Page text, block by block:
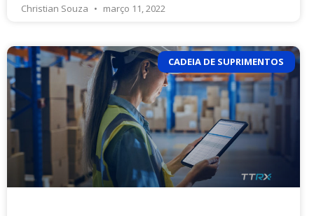
Christian Souza março 11, 2022
CADEIA DE SUPRIMENTOS